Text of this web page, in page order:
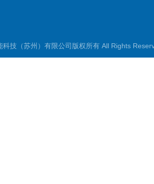
科技（苏州）有限公司版权所有 All Rights